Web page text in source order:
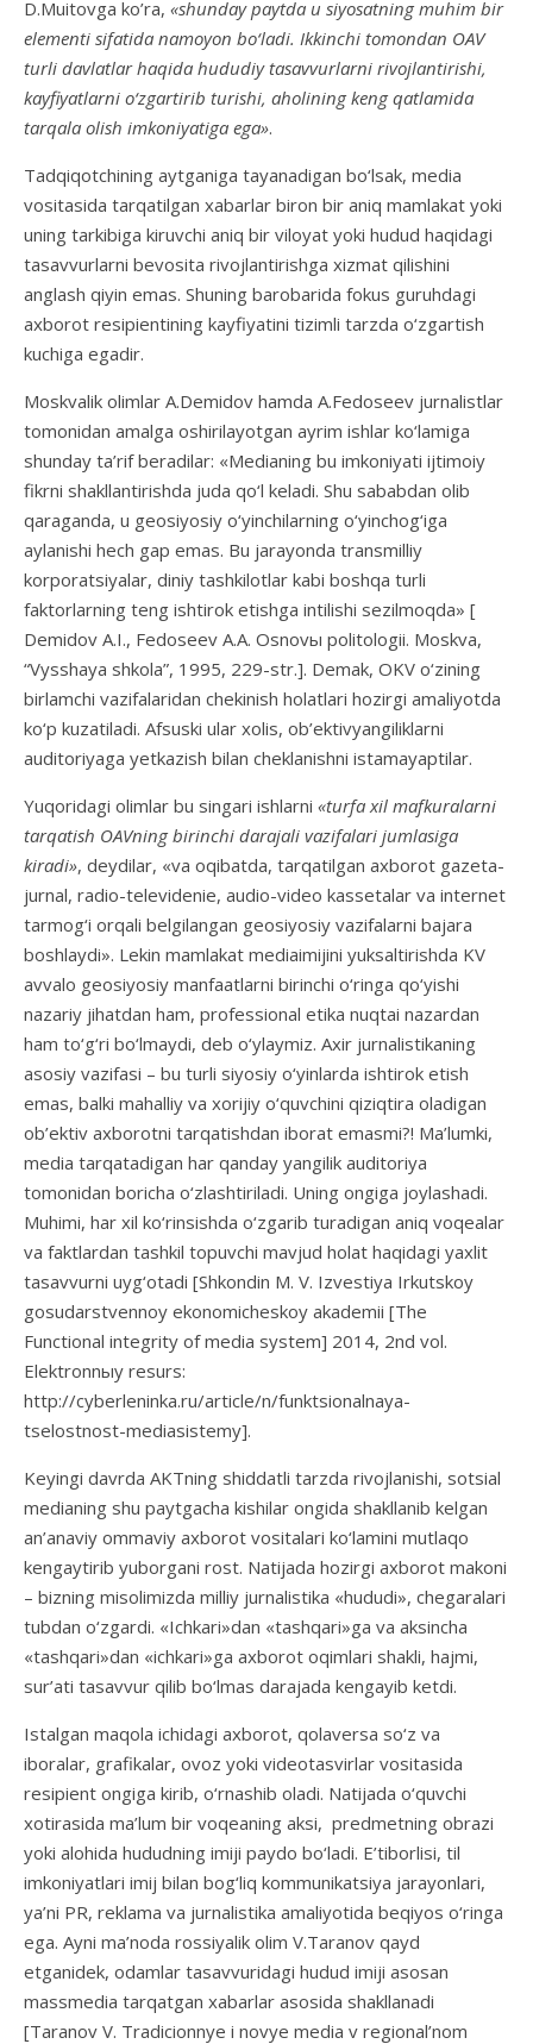
D.Muitovga ko’ra, «shunday paytda u siyosatning muhim bir
elementi sifatida namoyon bo‘ladi. Ikkinchi tomondan OAV
turli davlatlar haqida hududiy tasavvurlarni rivojlantirishi,
kayfiyatlarni o‘zgartirib turishi, aholining keng qatlamida
tarqala olish imkoniyatiga ega».
Tadqiqotchining aytganiga tayanadigan bo‘lsak, media
vositasida tarqatilgan xabarlar biron bir aniq mamlakat yoki
uning tarkibiga kiruvchi aniq bir viloyat yoki hudud haqidagi
tasavvurlarni bevosita rivojlantirishga xizmat qilishini
anglash qiyin emas. Shuning barobarida fokus guruhdagi
axborot resipientining kayfiyatini tizimli tarzda o‘zgartish
kuchiga egadir.
Moskvalik olimlar A.Demidov hamda A.Fedoseev jurnalistlar
tomonidan amalga oshirilayotgan ayrim ishlar ko‘lamiga
shunday ta’rif beradilar: «Medianing bu imkoniyati ijtimoiy
fikrni shakllantirishda juda qo‘l keladi. Shu sababdan olib
qaraganda, u geosiyosiy o‘yinchilarning o‘yinchog‘iga
aylanishi hech gap emas. Bu jarayonda transmilliy
korporatsiyalar, diniy tashkilotlar kabi boshqa turli
faktorlarning teng ishtirok etishga intilishi sezilmoqda» [
Demidov A.I., Fedoseev A.A. Osnovы politologii. Moskva,
“Vysshaya shkola”, 1995, 229-str.]. Demak, OKV o‘zining
birlamchi vazifalaridan chekinish holatlari hozirgi amaliyotda
ko‘p kuzatiladi. Afsuski ular xolis, ob’ektivyangiliklarni
auditoriyaga yetkazish bilan cheklanishni istamayaptilar.
Yuqoridagi olimlar bu singari ishlarni «turfa xil mafkuralarni
tarqatish OAVning birinchi darajali vazifalari jumlasiga
kiradi», deydilar, «va oqibatda, tarqatilgan axborot gazeta-
jurnal, radio-televidenie, audio-video kassetalar va internet
tarmog‘i orqali belgilangan geosiyosiy vazifalarni bajara
boshlaydi». Lekin mamlakat mediaimijini yuksaltirishda KV
avvalo geosiyosiy manfaatlarni birinchi o‘ringa qo‘yishi
nazariy jihatdan ham, professional etika nuqtai nazardan
ham to‘g‘ri bo‘lmaydi, deb o‘ylaymiz. Axir jurnalistikaning
asosiy vazifasi – bu turli siyosiy o‘yinlarda ishtirok etish
emas, balki mahalliy va xorijiy o‘quvchini qiziqtira oladigan
ob’ektiv axborotni tarqatishdan iborat emasmi?! Ma’lumki,
media tarqatadigan har qanday yangilik auditoriya
tomonidan boricha o‘zlashtiriladi. Uning ongiga joylashadi.
Muhimi, har xil ko‘rinsishda o‘zgarib turadigan aniq voqealar
va faktlardan tashkil topuvchi mavjud holat haqidagi yaxlit
tasavvurni uyg‘otadi [Shkondin M. V. Izvestiya Irkutskoy
gosudarstvennoy ekonomicheskoy akademii [The
Functional integrity of media system] 2014, 2nd vol.
Elektronnыy resurs:
http://cyberleninka.ru/article/n/funktsionalnaya-
tselostnost-mediasistemy].
Keyingi davrda AKTning shiddatli tarzda rivojlanishi, sotsial
medianing shu paytgacha kishilar ongida shakllanib kelgan
an’anaviy ommaviy axborot vositalari ko‘lamini mutlaqo
kengaytirib yuborgani rost. Natijada hozirgi axborot makoni
– bizning misolimizda milliy jurnalistika «hududi», chegaralari
tubdan o‘zgardi. «Ichkari»dan «tashqari»ga va aksincha
«tashqari»dan «ichkari»ga axborot oqimlari shakli, hajmi,
sur’ati tasavvur qilib bo‘lmas darajada kengayib ketdi.
Istalgan maqola ichidagi axborot, qolaversa so‘z va
iboralar, grafikalar, ovoz yoki videotasvirlar vositasida
resipient ongiga kirib, o‘rnashib oladi. Natijada o‘quvchi
xotirasida ma’lum bir voqeaning aksi, predmetning obrazi
yoki alohida hududning imiji paydo bo‘ladi. E’tiborlisi, til
imkoniyatlari imij bilan bog‘liq kommunikatsiya jarayonlari,
ya’ni PR, reklama va jurnalistika amaliyotida beqiyos o‘ringa
ega. Ayni ma’noda rossiyalik olim V.Taranov qayd
etganidek, odamlar tasavvuridagi hudud imiji asosan
massmedia tarqatgan xabarlar asosida shakllanadi
[Taranov V. Tradicionnye i novye media v regional’nom